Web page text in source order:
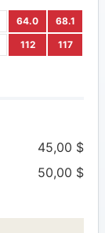
64.0 68.1
112 117
45,00 $
50,00 $